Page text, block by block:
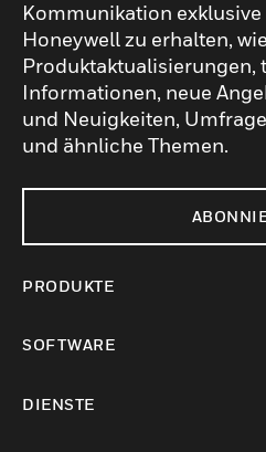
Kommunikation
Honeywell zu erhalten,
Produktaktualisierungen,
Informationen, neue
und Neuigkeiten,
und ähnliche Themen.
PRODUKTE
SOFTWARE
DIENSTE